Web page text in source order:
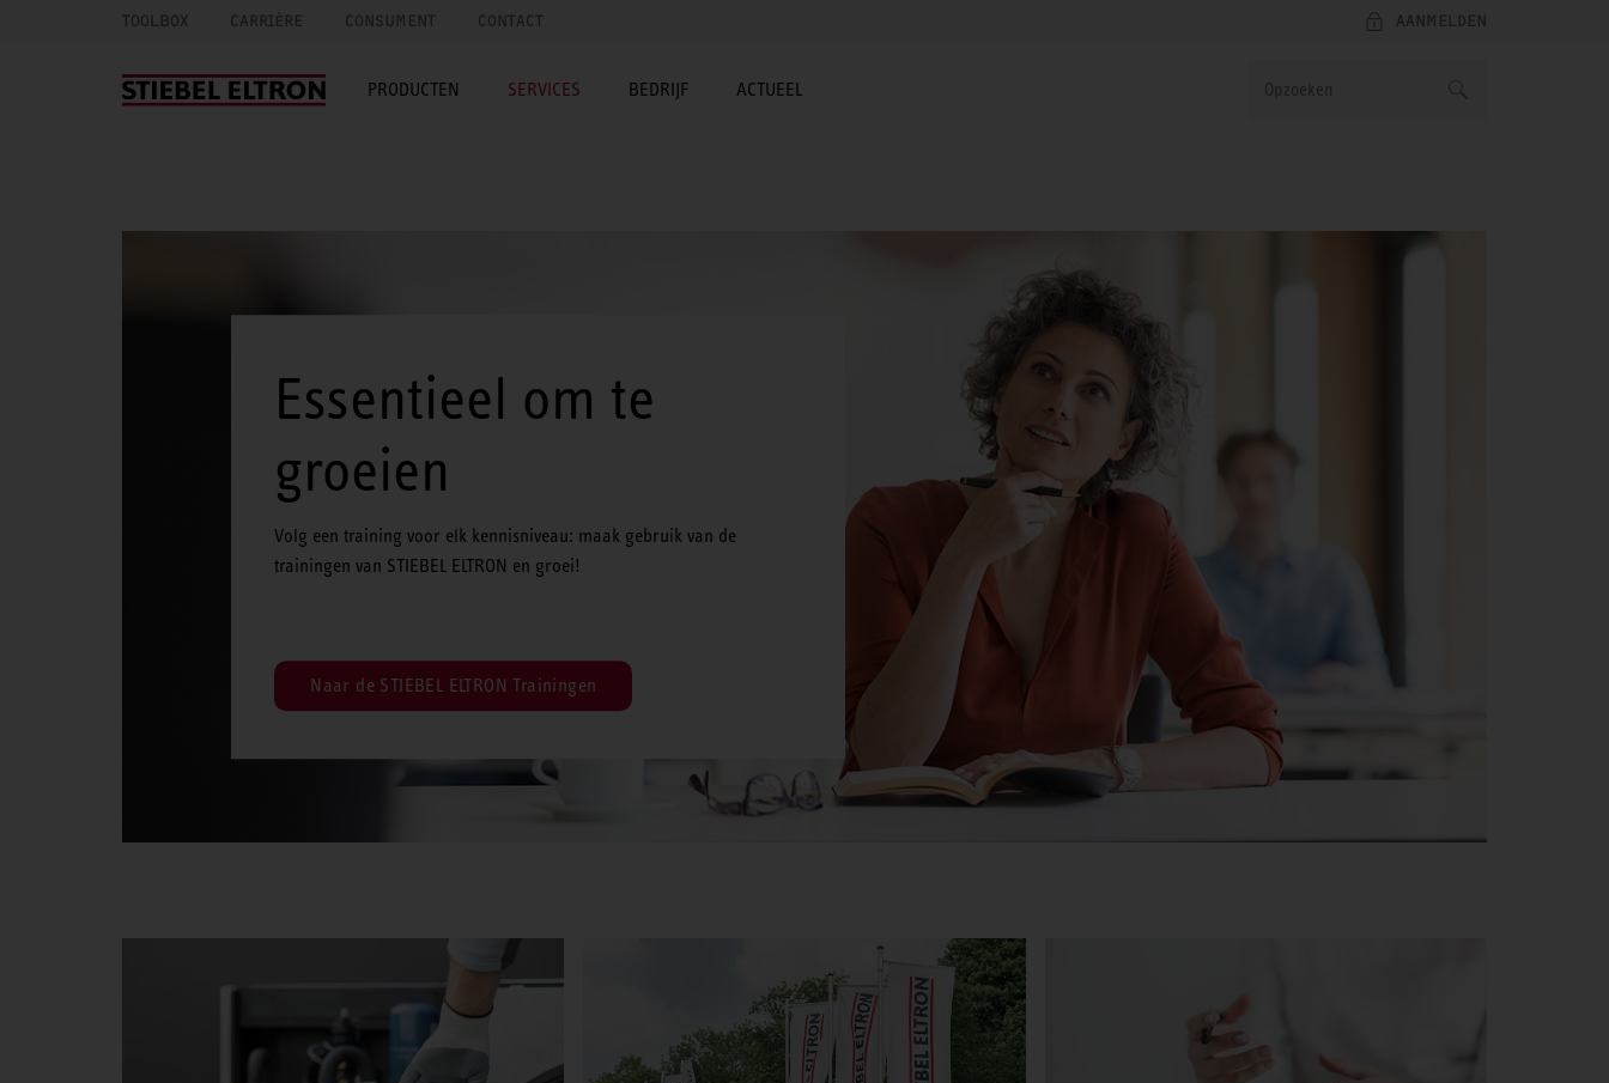
TOOLBOX CARRIÈRE CONSUMENT CONTACT AANMELDEN
PRODUCTEN SERVICES BEDRIJF ACTUEEL
Essentieel om te
groeien
Volg een training voor elk kennisniveau: maak gebruik van de
trainingen van STIEBEL ELTRON en groei!
Naar de STIEBEL ELTRON Trainingen